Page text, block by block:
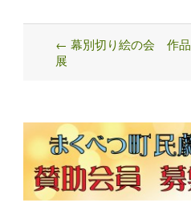
Post
navigation
← 幕別切り絵の会 作品
展